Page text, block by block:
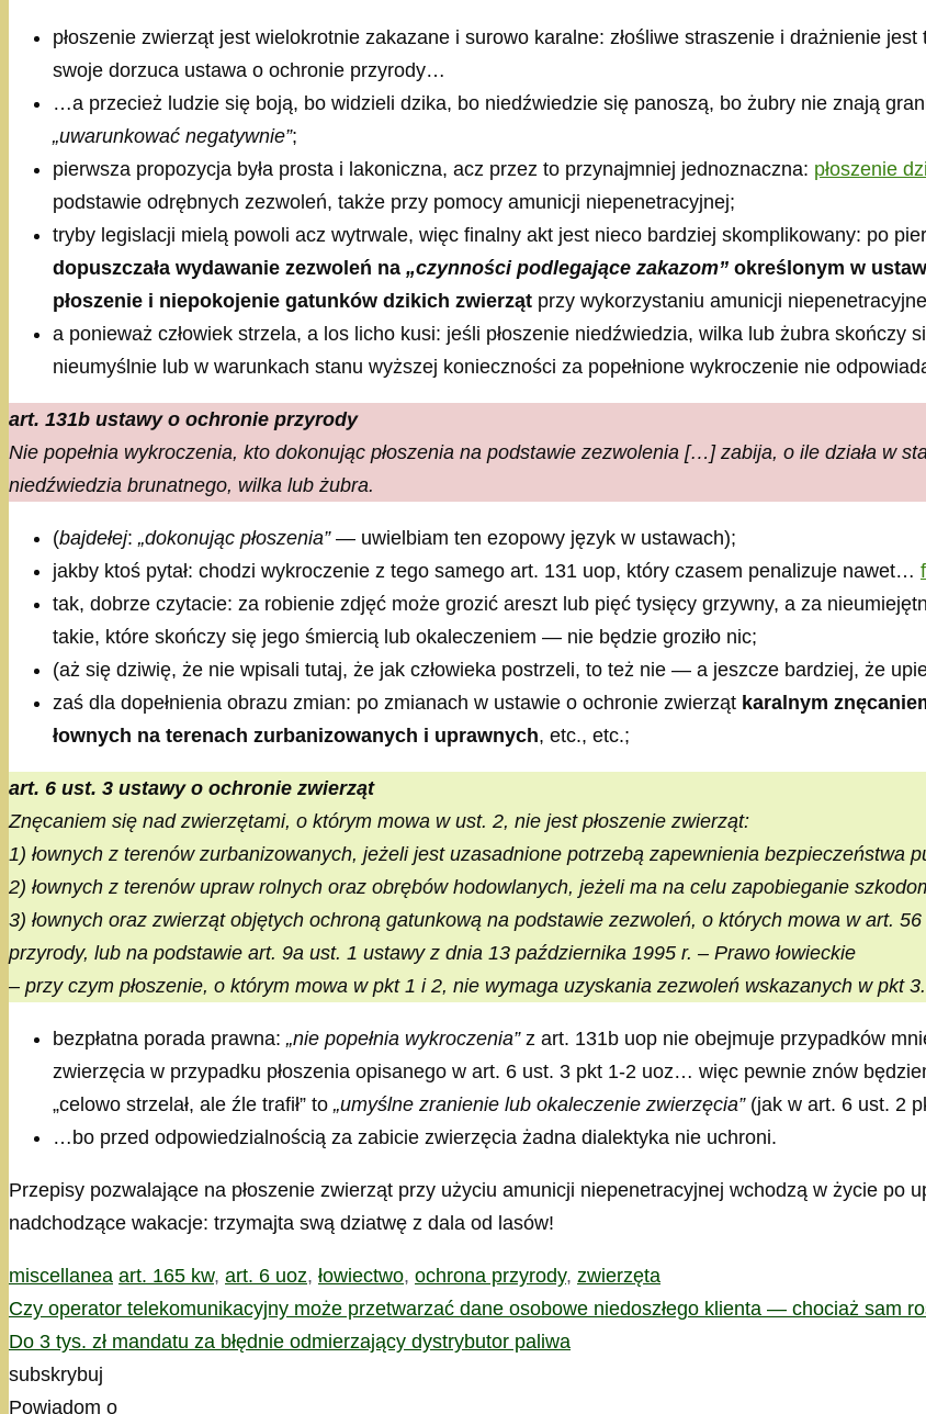
płoszenie zwierząt jest wielokrotnie zakazane i surowo karalne: złośliwe straszenie i drażnienie
swoje dorzuca ustawa o ochronie przyrody…
…a przecież ludzie się boją, bo widzieli dzika, bo niedźwiedzie się panoszą, bo żubry nie znają
„uwarunkować negatywnie”;
pierwsza propozycja była prosta i lakoniczna, acz przez to przynajmniej jednoznaczna: płoszenie
podstawie odrębnych zezwoleń, także przy pomocy amunicji niepenetracyjnej;
tryby legislacji mielą powoli acz wytrwale, więc finalny akt jest nieco bardziej skomplikowany: po
dopuszczała wydawanie zezwoleń na „czynności podlegające zakazom” określonym w
płoszenie i niepokojenie gatunków dzikich zwierząt przy wykorzystaniu amunicji
a ponieważ człowiek strzela, a los licho kusi: jeśli płoszenie niedźwiedzia, wilka lub żubra skończy
nieumyślnie lub w warunkach stanu wyższej konieczności za popełnione wykroczenie nie
art. 131b ustawy o ochronie przyrody
Nie popełnia wykroczenia, kto dokonując płoszenia na podstawie zezwolenia […] zabija, o ile działa w
niedźwiedzia brunatnego, wilka lub żubra.
(bajdełej: „dokonując płoszenia” — uwielbiam ten ezopowy język w ustawach);
jakby ktoś pytał: chodzi wykroczenie z tego samego art. 131 uop, który czasem penalizuje nawet…
tak, dobrze czytacie: za robienie zdjęć może grozić areszt lub pięć tysięcy grzywny, a za
takie, które skończy się jego śmiercią lub okaleczeniem — nie będzie groziło nic;
(aż się dziwię, że nie wpisali tutaj, że jak człowieka postrzeli, to też nie — a jeszcze bardziej, że
zaś dla dopełnienia obrazu zmian: po zmianach w ustawie o ochronie zwierząt karalnym
łownych na terenach zurbanizowanych i uprawnych, etc., etc.;
art. 6 ust. 3 ustawy o ochronie zwierząt
Znęcaniem się nad zwierzętami, o którym mowa w ust. 2, nie jest płoszenie zwierząt:
1) łownych z terenów zurbanizowanych, jeżeli jest uzasadnione potrzebą zapewnienia bezpieczeństwa
2) łownych z terenów upraw rolnych oraz obrębów hodowlanych, jeżeli ma na celu zapobieganie
3) łownych oraz zwierząt objętych ochroną gatunkową na podstawie zezwoleń, o których mowa w art.
przyrody, lub na podstawie art. 9a ust. 1 ustawy z dnia 13 października 1995 r. – Prawo łowieckie
– przy czym płoszenie, o którym mowa w pkt 1 i 2, nie wymaga uzyskania zezwoleń wskazanych w pkt 3.
bezpłatna porada prawna: „nie popełnia wykroczenia” z art. 131b uop nie obejmuje przypadków
zwierzęcia w przypadku płoszenia opisanego w art. 6 ust. 3 pkt 1-2 uoz… więc pewnie znów
„celowo strzelał, ale źle trafił” to „umyślne zranienie lub okaleczenie zwierzęcia”(jak w art. 6 ust. 2
…bo przed odpowiedzialnością za zabicie zwierzęcia żadna dialektyka nie uchroni.
Przepisy pozwalające na płoszenie zwierząt przy użyciu amunicji niepenetracyjnej wchodzą w życie po
nadchodzące wakacje: trzymajta swą dziatwę z dala od lasów!
Kategorie
miscellanea Tagi
art. 165 kw, art. 6 uoz, łowiectwo, ochrona przyrody, zwierzęta
Czy operator telekomunikacyjny może przetwarzać dane osobowe niedoszłego klienta — chociaż sam
Do 3 tys. zł mandatu za błędnie odmierzający dystrybutor paliwa
subskrybuj
Powiadom o